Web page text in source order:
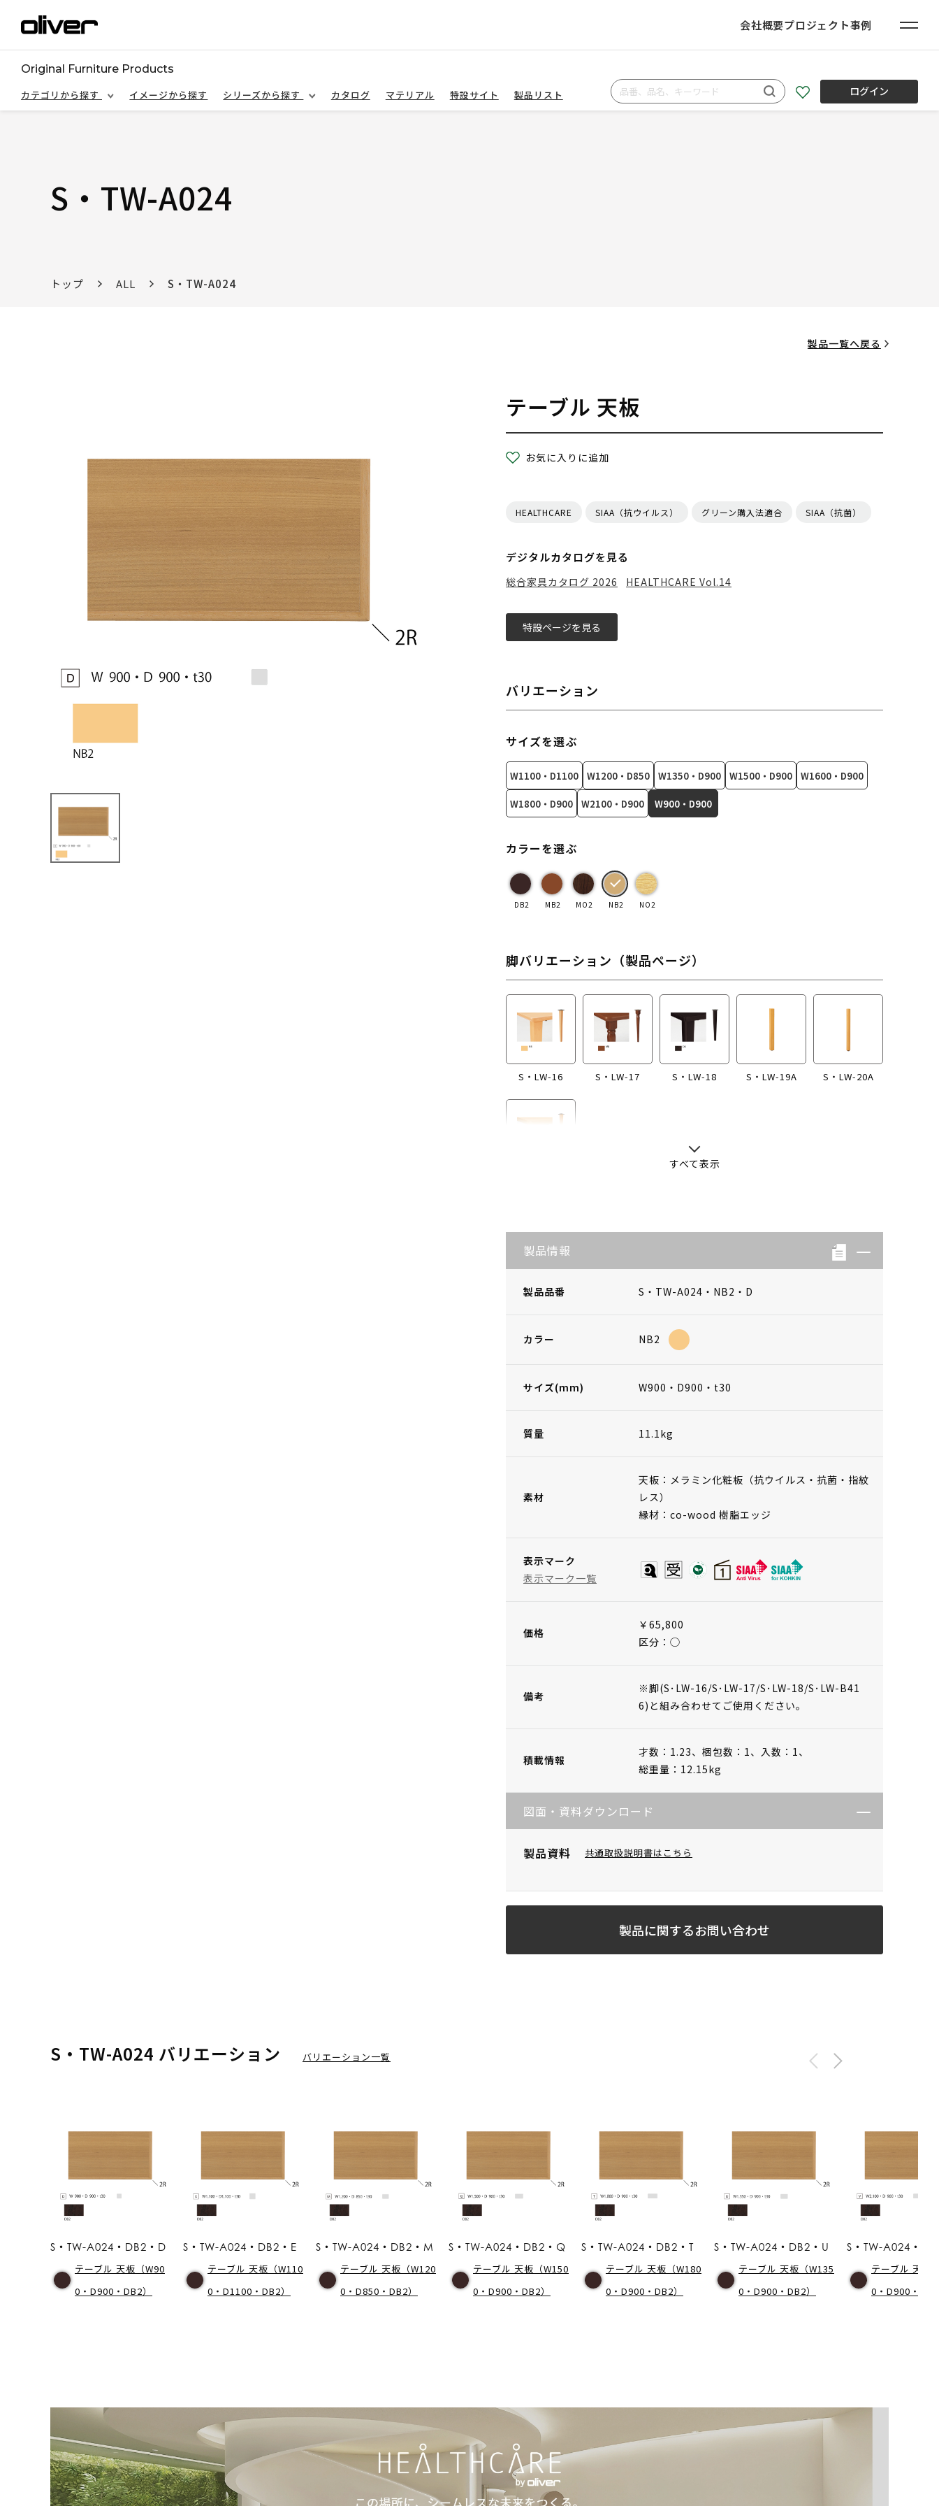
会社概要プロジェクト事例
Original Furniture Products
カテゴリから探す
イメージから探す シリーズから探す カタログ マテリアル 特設サイト 製品リスト ログイン
S・TW-A024
トップ ALL S・TW-A024
製品一覧へ戻る
テーブル 天板
お気に入りに追加
HEALTHCARE SIAA（抗ウイルス） グリーン購入法適合 SIAA（抗菌）
デジタルカタログを見る
総合家具カタログ 2026 HEALTHCARE Vol.14
特設ページを見る
バリエーション
サイズを選ぶ
W1100・D1100 W1200・D850 W1350・D900 W1500・D900 W1600・D900
W1800・D900 W2100・D900 W900・D900
カラーを選ぶ
DB2 MB2 MO2 NB2 NO2
脚バリエーション（製品ページ）
S・LW-16 S・LW-17 S・LW-18 S・LW-19A S・LW-20A
すべて表示
製品情報
製品品番 S・TW-A024・NB2・D
カラー NB2
サイズ(mm) W900・D900・t30
質量 11.1kg
素材
天板：メラミン化粧板（抗ウイルス・抗菌・指紋
レス）
縁材：co-wood 樹脂エッジ
表示マーク
表示マーク一覧
価格
￥65,800
区分：◯
備考
※脚(S･LW-16/S･LW-17/S･LW-18/S･LW-B41
6)と組み合わせてご使用ください。
積載情報
才数：1.23、 梱包数：1、 入数：1、
総重量：12.15kg
図面・資料ダウンロード
製品資料 共通取扱説明書はこちら
製品に関するお問い合わせ
S・TW-A024 バリエーション バリエーション一覧
S・TW-A024・DB2・D
テーブル 天板（W90
0・D900・DB2）
S・TW-A024・DB2・E
テーブル 天板（W110
0・D1100・DB2）
S・TW-A024・DB2・M
テーブル 天板（W120
0・D850・DB2）
S・TW-A024・DB2・Q
テーブル 天板（W150
0・D900・DB2）
S・TW-A024・DB2・T
テーブル 天板（W180
0・D900・DB2）
S・TW-A024・DB2・U
テーブル 天板（W135
0・D900・DB2）
S・TW-A024・
テーブル 天板
0・D900・